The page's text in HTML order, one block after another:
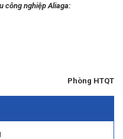
công nghiệp Aliaga:
Phòng HTQT